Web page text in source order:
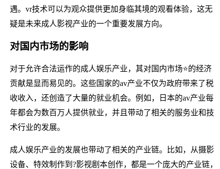
遇。vr技术可以为观众提供更加身临其境的观看体验，这无
疑是未来成人影视产业的一个重要发展方向。
对国内市场的影响
对于允许合法运作的成人娱乐产业，其对国内市场⭐的经济
贡献是显而易见的。这些国家的av产业不仅为政府带来了税
收收入，还创造了大量的就业机会。例如，日本的av产业每
年都会为数百万人提供就业，并且带动了相关的服务业和技
术行业的发展。
成人娱乐产业的发展也带动了相关的产业链。比如，从摄影
设备、特效制作到?影视剧本创作，都是一个庞大的产业链，